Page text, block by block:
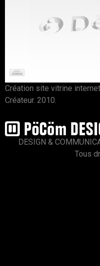
Création site vitrine
Créateur. 2010.
DESIGN &
Tous